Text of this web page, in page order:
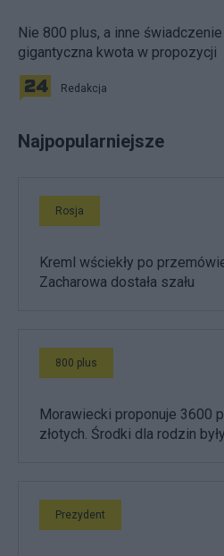
Nie 800 plus, a inne świadczenie
gigantyczna kwota w propozycji
Redakcja
Najpopularniejsze
Rosja
Kreml wściekły po
Zacharowa dostała szału
800 plus
Morawiecki proponuje 3600
złotych. Środki dla rodzin
Prezydent